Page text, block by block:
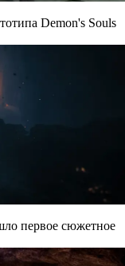
Demon's Souls
первое сюжетное